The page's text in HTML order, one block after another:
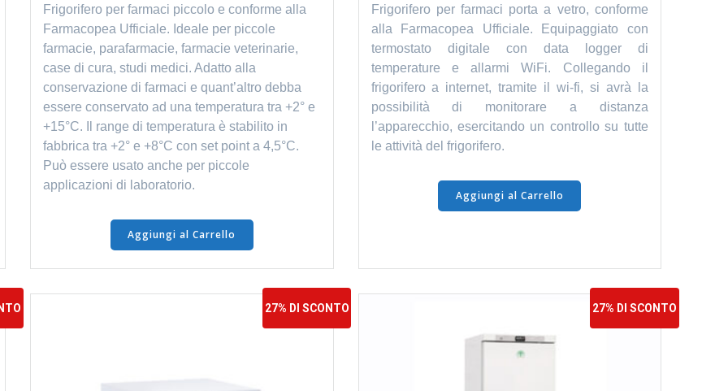
originale
era:
€ 1.339,00.
attuale
è:
€ 977,47.
Frigorifero per farmaci piccolo e conforme alla
Farmacopea Ufficiale. Ideale per piccole
farmacie, parafarmacie, farmacie veterinarie,
case di cura, studi medici. Adatto alla
conservazione di farmaci e quant’altro debba
essere conservato ad una temperatura tra +2° e
+15°C. Il range di temperatura è stabilito in
fabbrica tra +2° e +8°C con set point a 4,5°C.
Può essere usato anche per piccole
applicazioni di laboratorio.
Aggiungi al Carrello
originale
era:
€ 1.968,00.
attuale
è:
€ 1.436,64.
Frigorifero per farmaci porta a vetro, conforme
alla Farmacopea Ufficiale. Equipaggiato con
termostato digitale con data logger di
temperature e allarmi WiFi. Collegando il
frigorifero a internet, tramite il wi-fi, si avrà la
possibilità di monitorare a distanza
l’apparecchio, esercitando un controllo su tutte
le attività del frigorifero.
Aggiungi al Carrello
27% DI SCONTO 27% DI SCONTO